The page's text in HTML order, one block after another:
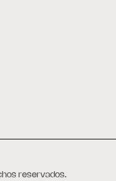
reservados.